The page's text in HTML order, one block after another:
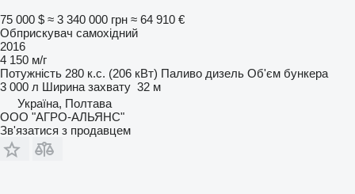
75 000 $ ≈ 3 340 000 грн ≈ 64 910 €
Обприскувач самохідний
2016
4 150 м/г
Потужність 280 к.с. (206 кВт) Паливо дизель Об'єм бункера
3 000 л Ширина захвату 32 м
Україна, Полтава
ООО "АГРО-АЛЬЯНС"
Зв'язатися з продавцем